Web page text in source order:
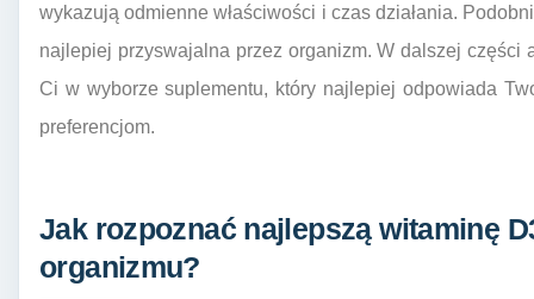
wykazują odmienne właściwości i czas działania.
najlepiej przyswajalna przez organizm. W dalszej części
Ci w wyborze suplementu, który najlepiej odpowiada
preferencjom.
Jak rozpoznać najlepszą witaminę
organizmu?